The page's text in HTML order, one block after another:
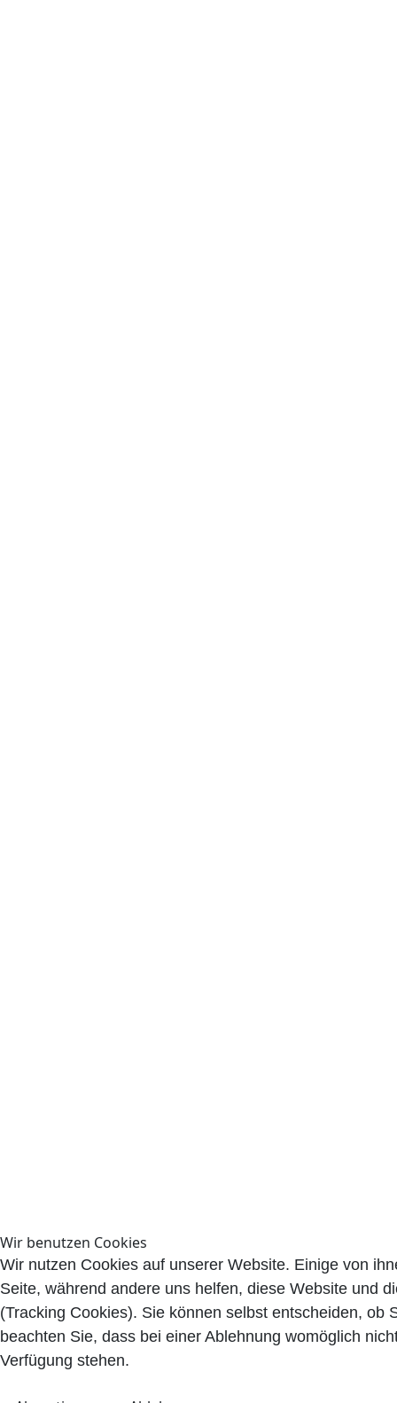
Wir benutzen Cookies
Wir nutzen Cookies auf unserer Website. Einige von
Seite, während andere uns helfen, diese Website und
(Tracking Cookies). Sie können selbst entscheiden, ob
beachten Sie, dass bei einer Ablehnung womöglich
Verfügung stehen.